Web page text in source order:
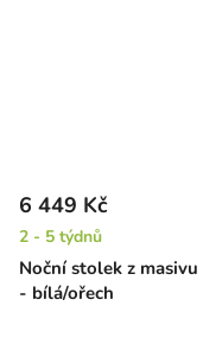
Noční stolek z
- bílá/ořech
6 449 Kč
2 - 5 týdnů